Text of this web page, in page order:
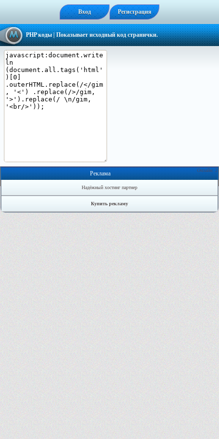
Вход Регистрация
PHP коды| Показывает исходный код странички.
Онлайн: 2
Реклама
Надёжный хостинг партнер
Купить рекламу